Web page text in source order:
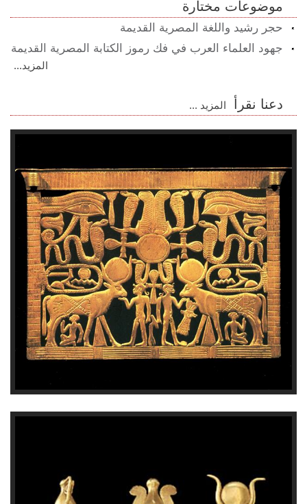
موضوعات مختارة
حجر رشيد واللغة المصرية القديمة
جهود العلماء العرب في فك رموز الكتابة المصرية القديمة
المزيد...
دعنا نقرأ المزيد ...